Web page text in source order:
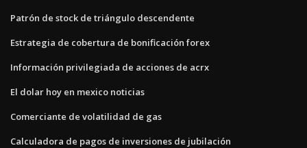
Patrón de stock de triángulo descendente
Estrategia de cobertura de bonificación forex
Información privilegiada de acciones de acrx
El dolar hoy en mexico noticias
Comerciante de volatilidad de gas
Calculadora de pagos de inversiones de jubilación